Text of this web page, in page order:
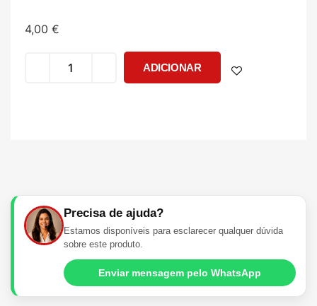
4,00 €
ADICIONAR
Precisa de ajuda?
Estamos disponíveis para esclarecer qualquer dúvida
sobre este produto.
Enviar mensagem pelo WhatsApp